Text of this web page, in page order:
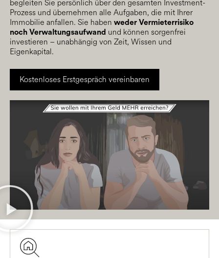
begleiten Sie persönlich über den gesamten Investment-
Prozess und übernehmen alle Aufgaben, die mit Ihrer
Immobilie anfallen. Sie haben weder Vermieterrisiko
noch Verwaltungsaufwand und können sorgenfrei
investieren – unabhängig von Zeit, Wissen und
Eigenkapital.
Kostenloses Erstgespräch vereinbaren